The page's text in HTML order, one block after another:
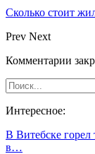
Сколько стоит
Prev Next
Комментарии
Интересное:
В Витебске
в…